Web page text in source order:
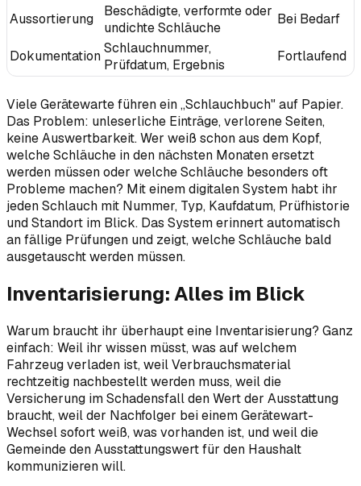
Aussortierung
Beschädigte, verformte oder
undichte Schläuche
Bei Bedarf
DokumentationSchlauchnummer,
Prüfdatum, Ergebnis
Fortlaufend
Viele Gerätewarte führen ein „Schlauchbuch" auf Papier.
Das Problem: unleserliche Einträge, verlorene Seiten,
keine Auswertbarkeit. Wer weiß schon aus dem Kopf,
welche Schläuche in den nächsten Monaten ersetzt
werden müssen oder welche Schläuche besonders oft
Probleme machen? Mit einem digitalen System habt ihr
jeden Schlauch mit Nummer, Typ, Kaufdatum, Prüfhistorie
und Standort im Blick. Das System erinnert automatisch
an fällige Prüfungen und zeigt, welche Schläuche bald
ausgetauscht werden müssen.
Inventarisierung: Alles im Blick
Warum braucht ihr überhaupt eine Inventarisierung? Ganz
einfach: Weil ihr wissen müsst, was auf welchem
Fahrzeug verladen ist, weil Verbrauchsmaterial
rechtzeitig nachbestellt werden muss, weil die
Versicherung im Schadensfall den Wert der Ausstattung
braucht, weil der Nachfolger bei einem Gerätewart-
Wechsel sofort weiß, was vorhanden ist, und weil die
Gemeinde den Ausstattungswert für den Haushalt
kommunizieren will.